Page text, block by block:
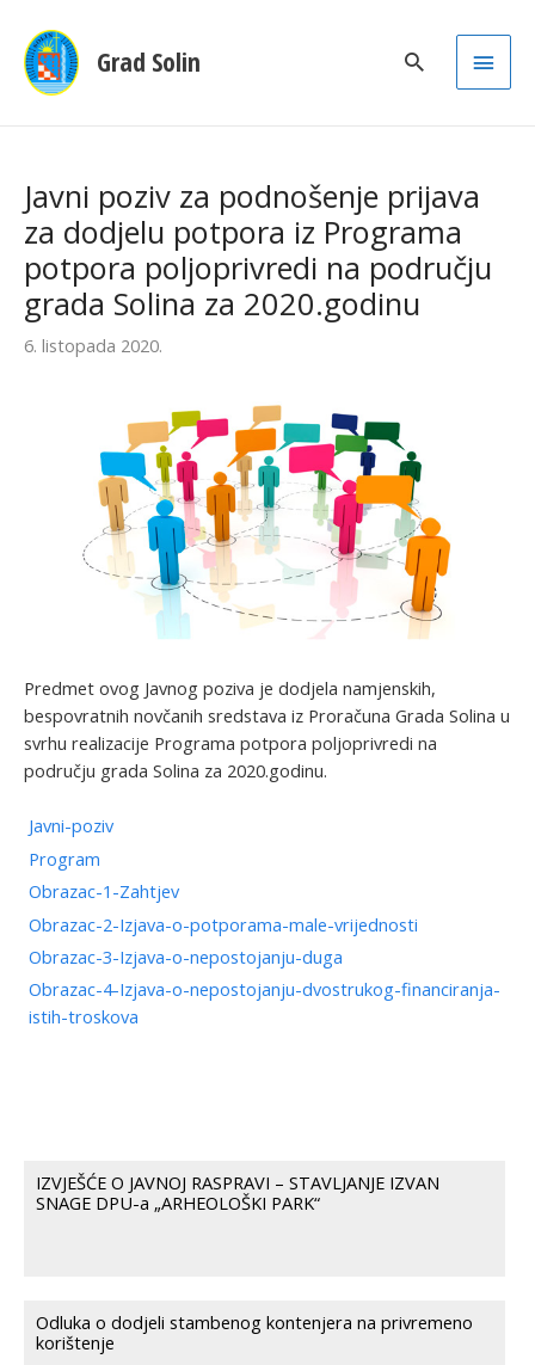
Grad Solin
Main
Javni poziv za podnošenje prijava
za dodjelu potpora iz Programa
potpora poljoprivredi na području
grada Solina za 2020.godinu
6. listopada 2020.
Predmet ovog Javnog poziva je dodjela namjenskih,
bespovratnih novčanih sredstava iz Proračuna Grada Solina u
svrhu realizacije Programa potpora poljoprivredi na
području grada Solina za 2020.godinu.
Javni-poziv
Program
Obrazac-1-Zahtjev
Obrazac-2-Izjava-o-potporama-male-vrijednosti
Obrazac-3-Izjava-o-nepostojanju-duga
Obrazac-4-Izjava-o-nepostojanju-dvostrukog-financiranja-
istih-troskova
IZVJEŠĆE O JAVNOJ RASPRAVI – STAVLJANJE IZVAN
SNAGE DPU-a „ARHEOLOŠKI PARK“
Odluka o dodjeli stambenog kontenjera na privremeno
korištenje